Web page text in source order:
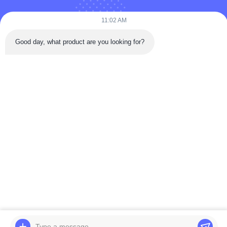
Contacteer ons
11:02 AM
Good day, what product are you looking for?